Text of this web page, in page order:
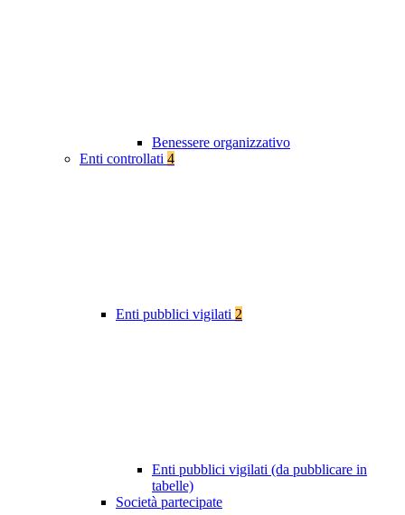
Benessere organizzativo
Enti controllati 4
Enti pubblici vigilati 2
Enti pubblici vigilati (da pubblicare in
tabelle)
Società partecipate